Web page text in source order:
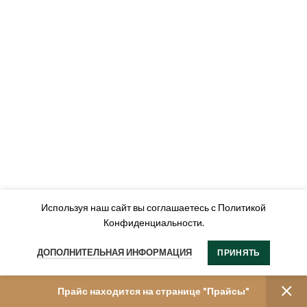
Прайс находится на странице "Прайсы"
Используя наш сайт вы соглашаетесь с Политикой
Конфиденциальности.
ДОПОЛНИТЕЛЬНАЯ ИНФОРМАЦИЯ ПРИНЯТЬ